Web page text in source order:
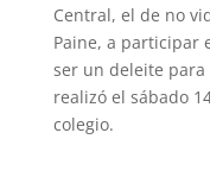
Central, el de no
Paine, a participar
ser un deleite para
realizó el sábado
colegio.